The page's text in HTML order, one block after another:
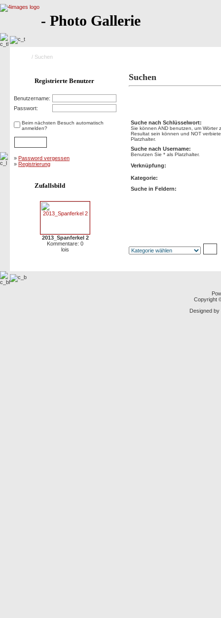
- Photo Gallerie
/ Suchen
Registrierte Benutzer
Benutzername:
Passwort:
Beim nächsten Besuch automatisch
anmelden?
» Password vergessen
» Registrierung
Zufallsbild
2013_Spanferkel 2
Kommentare: 0
lois
Suchen
Suche nach Schlüsselwort:
Sie können AND benutzen, um Wörter
Resultat sein können und NOT
Platzhalter.
Suche nach Username:
Benutzen Sie * als Platzhalter.
Verknüpfung:
Kategorie:
Suche in Feldern:
Copyright
Designed by